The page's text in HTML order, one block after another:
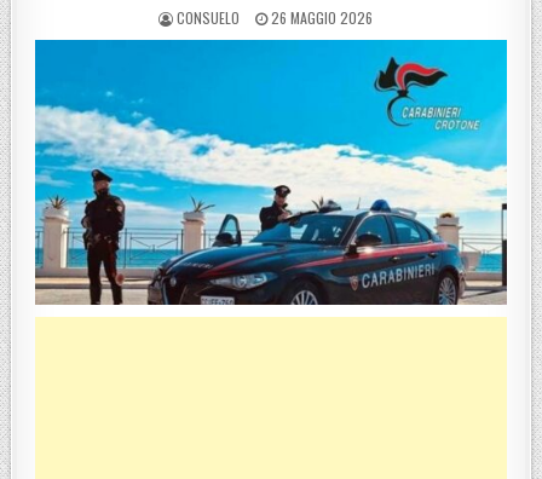
POSTED BY
CONSUELO POSTED ON
26 MAGGIO 2026